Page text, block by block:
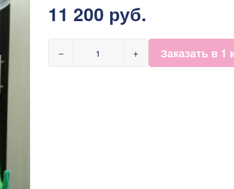
11 200 руб.
− + Заказать в 1